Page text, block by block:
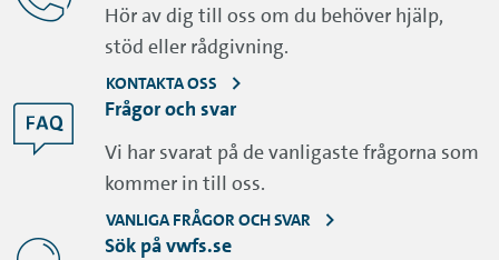
Hör av dig till oss om du behöver hjälp,
stöd eller rådgivning.
KONTAKTA OSS
Frågor och svar
Vi har svarat på de vanligaste frågorna som
kommer in till oss.
VANLIGA FRÅGOR OCH SVAR
Sök på vwfs.se